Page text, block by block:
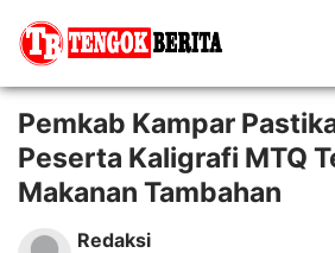
Pemkab Kampar
Peserta Kaligrafi MTQ
Makanan Tambahan
Redaksi